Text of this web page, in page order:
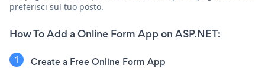
preferisci sul tuo posto.
How To Add a Online Form App on ASP.NET:
Create a Free Online Form App